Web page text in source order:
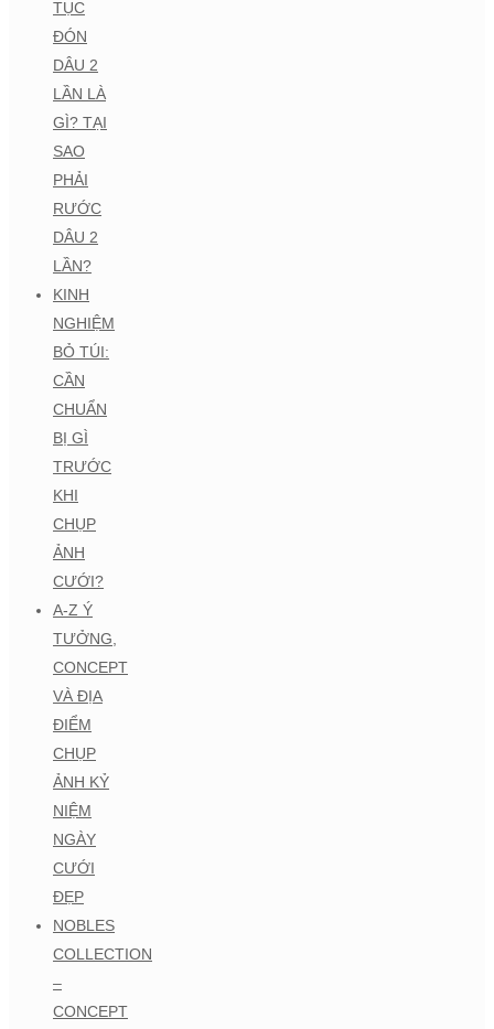
TỤC
ĐÓN
DÂU 2
LẦN LÀ
GÌ? TẠI
SAO
PHẢI
RƯỚC
DÂU 2
LẦN?
KINH
NGHIỆM
BỎ TÚI:
CẦN
CHUẨN
BỊ GÌ
TRƯỚC
KHI
CHỤP
ẢNH
CƯỚI?
A-Z Ý
TƯỞNG,
CONCEPT
VÀ ĐỊA
ĐIỂM
CHỤP
ẢNH KỶ
NIỆM
NGÀY
CƯỚI
ĐẸP
NOBLES
COLLECTION
–
CONCEPT